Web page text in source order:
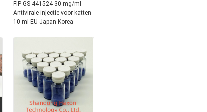
FIP GS-441524 30 mg/ml
Antivirale injectie voor katten
10 ml EU Japan Korea